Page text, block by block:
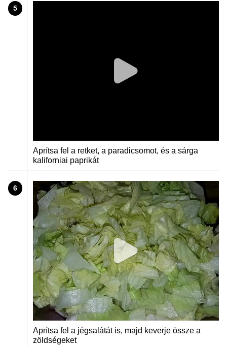
5
Aprítsa fel a retket, a paradicsomot, és a sárga
kaliforniai paprikát
6
Aprítsa fel a jégsalátát is, majd keverje össze a
zöldségeket